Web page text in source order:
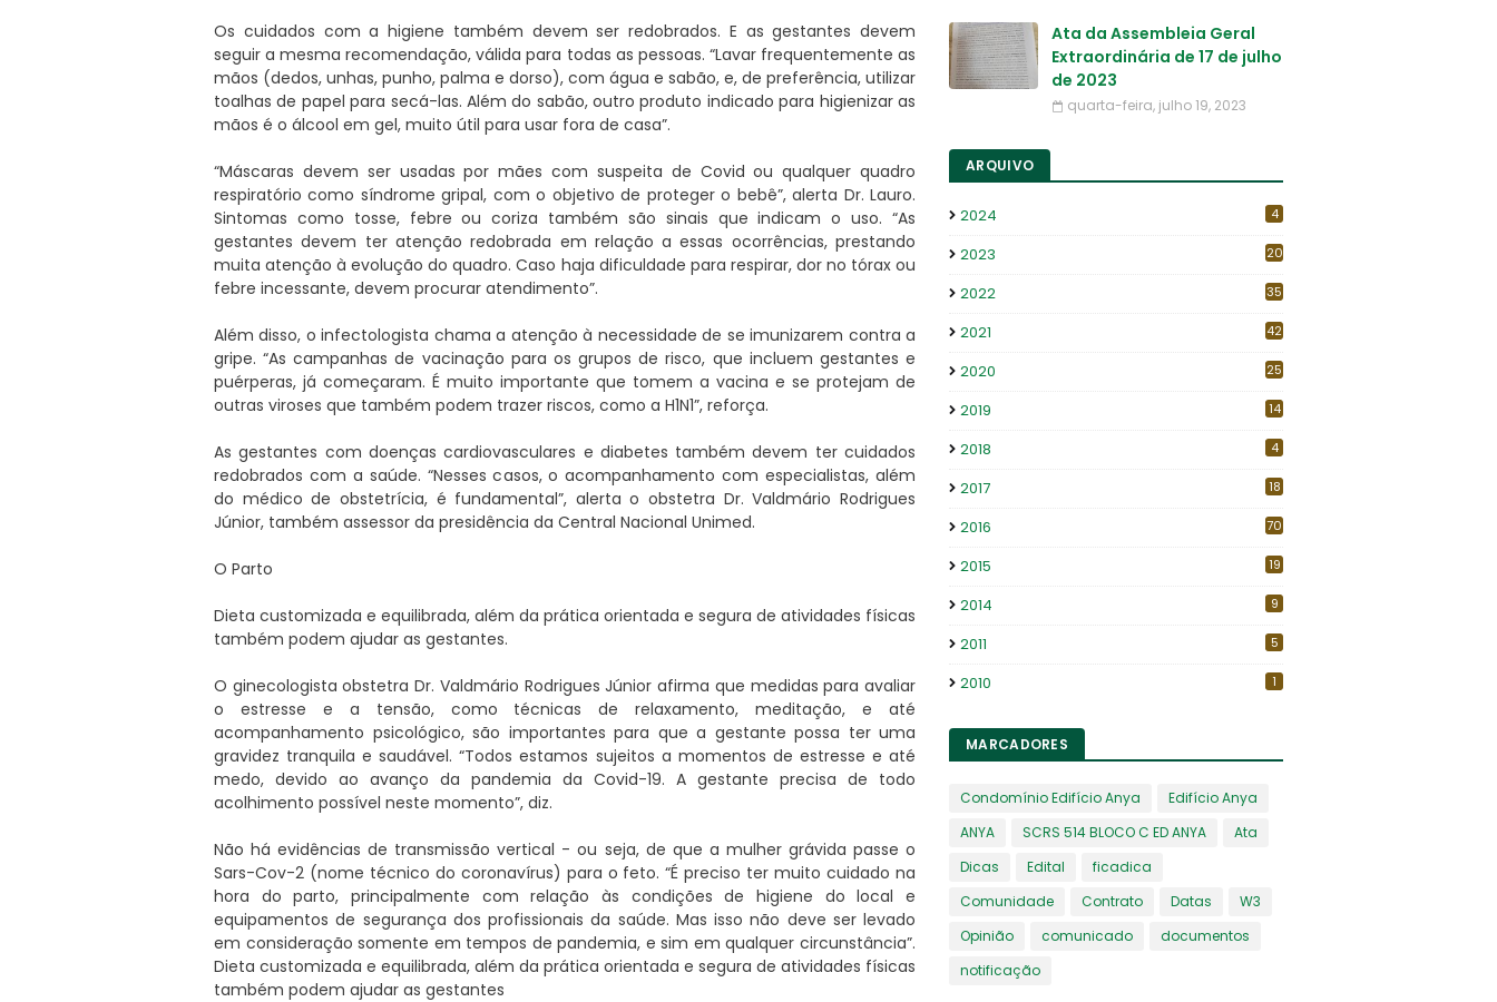
Os cuidados com a higiene também devem ser redobrados. E as gestantes devem
seguir a mesma recomendação, válida para todas as pessoas. “Lavar frequentemente as
mãos (dedos, unhas, punho, palma e dorso), com água e sabão, e, de preferência, utilizar
toalhas de papel para secá-las. Além do sabão, outro produto indicado para higienizar as
mãos é o álcool em gel, muito útil para usar fora de casa”.
“Máscaras devem ser usadas por mães com suspeita de Covid ou qualquer quadro
respiratório como síndrome gripal, com o objetivo de proteger o bebê”, alerta Dr. Lauro.
Sintomas como tosse, febre ou coriza também são sinais que indicam o uso. “As
gestantes devem ter atenção redobrada em relação a essas ocorrências, prestando
muita atenção à evolução do quadro. Caso haja dificuldade para respirar, dor no tórax ou
febre incessante, devem procurar atendimento”.
Além disso, o infectologista chama a atenção à necessidade de se imunizarem contra a
gripe. “As campanhas de vacinação para os grupos de risco, que incluem gestantes e
puérperas, já começaram. É muito importante que tomem a vacina e se protejam de
outras viroses que também podem trazer riscos, como a H1N1”, reforça.
As gestantes com doenças cardiovasculares e diabetes também devem ter cuidados
redobrados com a saúde. “Nesses casos, o acompanhamento com especialistas, além
do médico de obstetrícia, é fundamental”, alerta o obstetra Dr. Valdmário Rodrigues
Júnior, também assessor da presidência da Central Nacional Unimed.
O Parto
Dieta customizada e equilibrada, além da prática orientada e segura de atividades físicas
também podem ajudar as gestantes.
O ginecologista obstetra Dr. Valdmário Rodrigues Júnior afirma que medidas para avaliar
o estresse e a tensão, como técnicas de relaxamento, meditação, e até
acompanhamento psicológico, são importantes para que a gestante possa ter uma
gravidez tranquila e saudável. “Todos estamos sujeitos a momentos de estresse e até
medo, devido ao avanço da pandemia da Covid-19. A gestante precisa de todo
acolhimento possível neste momento”, diz.
Não há evidências de transmissão vertical - ou seja, de que a mulher grávida passe o
Sars-Cov-2 (nome técnico do coronavírus) para o feto. “É preciso ter muito cuidado na
hora do parto, principalmente com relação às condições de higiene do local e
equipamentos de segurança dos profissionais da saúde. Mas isso não deve ser levado
em consideração somente em tempos de pandemia, e sim em qualquer circunstância”.
Dieta customizada e equilibrada, além da prática orientada e segura de atividades físicas
também podem ajudar as gestantes
Ata da Assembleia Geral
Extraordinária de 17 de julho
de 2023
quarta-feira, julho 19, 2023
ARQUIVO
2024 4
2023 20
2022 35
2021 42
2020 25
2019 14
2018 4
2017 18
2016 70
2015 19
2014 9
2011 5
2010 1
MARCADORES
Condomínio Edifício Anya
Edifício Anya
ANYA
SCRS 514 BLOCO C ED ANYA
Ata
Dicas
Edital
ficadica
Comunidade
Contrato Datas
W3
Opinião
comunicado
documentos
notificação